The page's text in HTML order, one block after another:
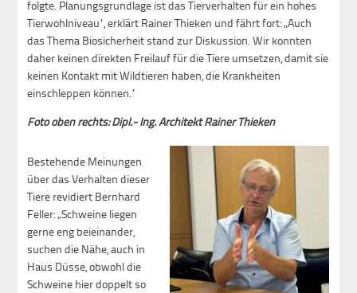
folgte. Planungsgrundlage ist das Tierverhalten für ein hohes
Tierwohlniveau“, erklärt Rainer Thieken und fährt fort: „Auch
das Thema Biosicherheit stand zur Diskussion. Wir konnten
daher keinen direkten Freilauf für die Tiere umsetzen, damit sie
keinen Kontakt mit Wildtieren haben, die Krankheiten
einschleppen können.“
Foto oben rechts: Dipl.- Ing. Architekt Rainer Thieken
Bestehende Meinungen
über das Verhalten dieser
Tiere revidiert Bernhard
Feller: „Schweine liegen
gerne eng beieinander,
suchen die Nähe, auch in
Haus Düsse, obwohl die
Schweine hier doppelt so